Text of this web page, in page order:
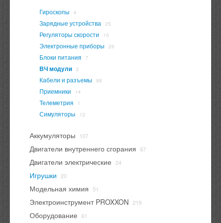
Гироскопы 4
Зарядные устройства 25
Регуляторы скорости 10
Электронные приборы 26
Блоки питания 7
ВЧ модули 2
Кабели и разъемы 88
Приемники 14
Телеметрия 1
Симуляторы 12
Аккумуляторы 107
Двигатели внутреннего сгорания 67
Двигатели электрические 24
Игрушки 20
Модельная химия 51
Электроинструмент PROXXON 219
Оборудование 61